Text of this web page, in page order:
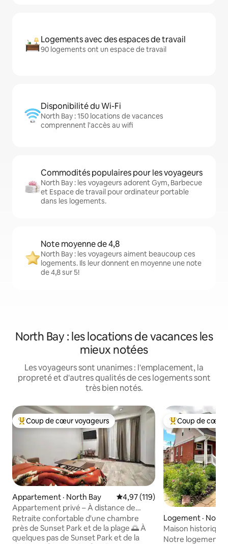
Logements avec des espaces de travail
90 logements ont un espace de travail
Disponibilité du Wi-Fi
North Bay : 150 locations de vacances
comprennent l'accès au wifi
Commodités populaires pour les voyageurs
North Bay : les voyageurs adorent Gym, Barbecue
et Espace de travail pour ordinateur portable
dans les logements.
Note moyenne de 4,8
North Bay : les voyageurs aiment beaucoup ces
logements. Ils leur donnent en moyenne une note
de 4,8 sur 5!
North Bay : les locations de vacances les
mieux notées
Les voyageurs sont unanimes : l'emplacement, la
propreté et d'autres qualités de ces logements sont
très bien notés.
Coup de cœur voyageurs parmi les plus aimés
Coup de cœur voyageurs
Appartement · North Bay Note moyenne de 4,97 sur 5,
4,97 (119)
Appartement privé – À distance de
marche de la plage|des magasins|des
restaurants
Retraite confortable d'une chambre
près de Sunset Park et de la plage 🌅 À
quelques pas de Sunset Park et de la
Coup de cœur
Coup de cœur
Logement · North
Maison
avec
Notre logement